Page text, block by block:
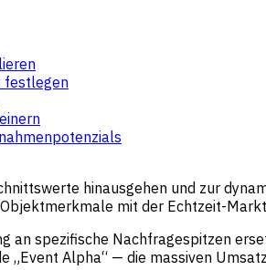
festlegen
hinausgehen und zur
mit der Echtzeit-
spezifische Nachfragespitzen
Alpha“ — die massiven